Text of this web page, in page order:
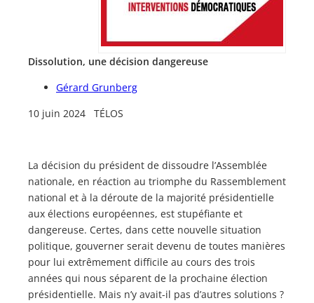
Dissolution, une décision dangereuse
Gérard Grunberg
10 juin 2024 TÉLOS
La décision du président de dissoudre l’Assemblée
nationale, en réaction au triomphe du Rassemblement
national et à la déroute de la majorité présidentielle
aux élections européennes, est stupéfiante et
dangereuse. Certes, dans cette nouvelle situation
politique, gouverner serait devenu de toutes manières
pour lui extrêmement difficile au cours des trois
années qui nous séparent de la prochaine élection
présidentielle. Mais n’y avait-il pas d’autres solutions ?